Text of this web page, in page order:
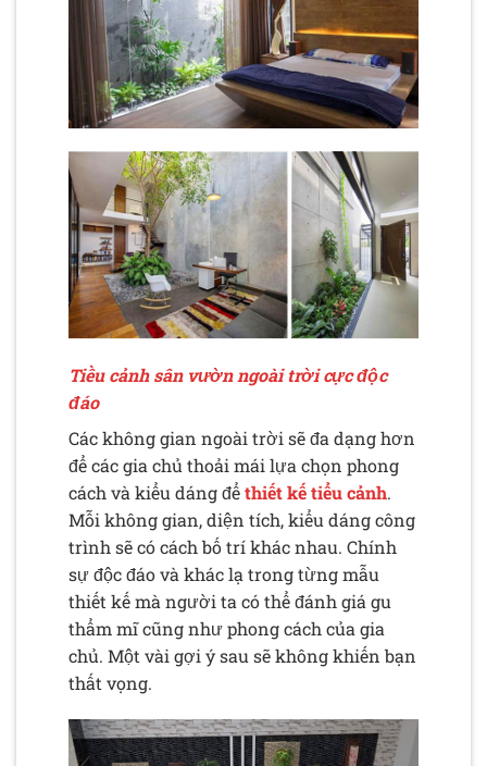
Tiều cảnh sân vườn ngoài trời cực độc
đáo
Các không gian ngoài trời sẽ đa dạng hơn
để các gia chủ thoải mái lựa chọn phong
cách và kiểu dáng đểthiết kế tiểu cảnh.
Mỗi không gian, diện tích, kiểu dáng công
trình sẽ có cách bố trí khác nhau. Chính
sự độc đáo và khác lạ trong từng mẫu
thiết kế mà người ta có thể đánh giá gu
thẩm mĩ cũng như phong cách của gia
chủ. Một vài gợi ý sau sẽ không khiến bạn
thất vọng.